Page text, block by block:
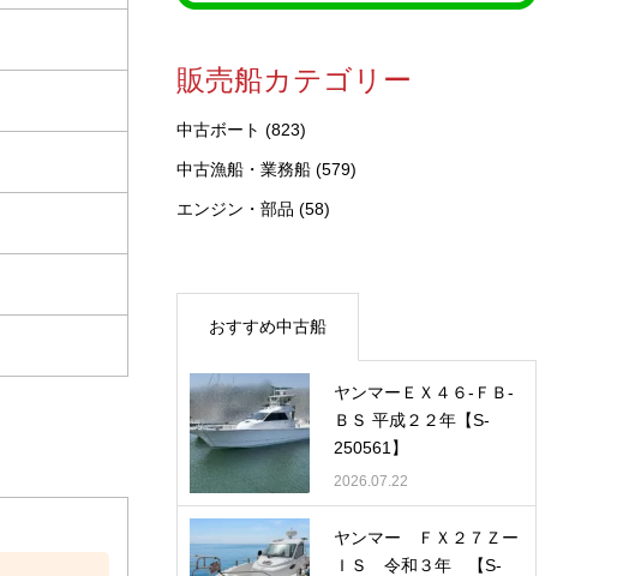
販売船カテゴリー
中古ボート (823)
中古漁船・業務船 (579)
エンジン・部品 (58)
おすすめ中古船
ヤンマーＥＸ４６-ＦＢ-
ＢＳ 平成２２年【S-
250561】
2026.07.22
ヤンマー ＦＸ２７Ｚー
ＩＳ 令和３年 【S-